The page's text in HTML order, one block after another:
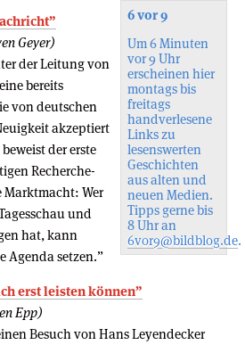
6 vor 9
Um 6 Minuten
vor 9 Uhr
erscheinen hier
montags bis
freitags
handverlesene
Links zu
lesenswerten
Geschichten
aus alten und
neuen Medien.
Tipps gerne bis
8 Uhr an
6vor9@bildblog.de.
Geyer)
der Leitung von
bereits
von deutschen
akzeptiert
der erste
Recherche-
Marktmacht: Wer
und
hat, kann
Agenda setzen.”
erst leisten können”
Epp)
Besuch von Hans Leyendecker